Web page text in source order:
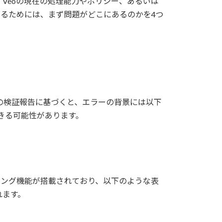
ためには、まず問題がどこにあるのかを4つ
証報告に基づくと、エラーの背景には以下
可能性があります。
グ機能が搭載されており、以下のような表
す。